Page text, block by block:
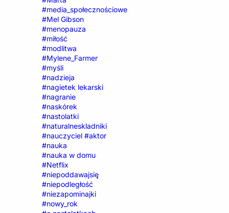
#media_społecznościowe
#Mel Gibson
#menopauza
#miłość
#modlitwa
#Mylene_Farmer
#myśli
#nadzieja
#nagietek lekarski
#nagranie
#naskórek
#nastolatki
#naturalneskladniki
#nauczyciel #aktor
#nauka
#nauka w domu
#Netflix
#niepoddawajsię
#niepodległość
#niezapominajki
#nowy_rok